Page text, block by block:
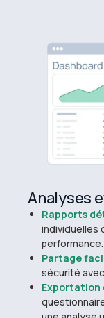
Analyses
Rapports
individuelles
performance.
Partage
sécurité
Exportation